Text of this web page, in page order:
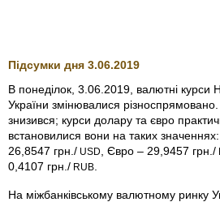
Підсумки дня 3.06.2019
В понеділок, 3.06.2019, валютні курси
України змінювалися
знизився; курси долару та євро
встановилися вони на таких
26,8547 грн./ USD , Євро – 29,9457 грн./
0,4107 грн./ RUB
На міжбанківському валютному ринку